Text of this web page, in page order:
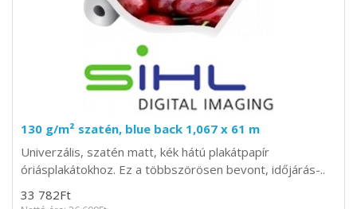
130 g/m² szatén, blue back 1,067 x 61 m
Univerzális, szatén matt, kék hátú plakátpapír
óriásplakátokhoz. Ez a többszörösen bevont, időjárás-..
33 782Ft